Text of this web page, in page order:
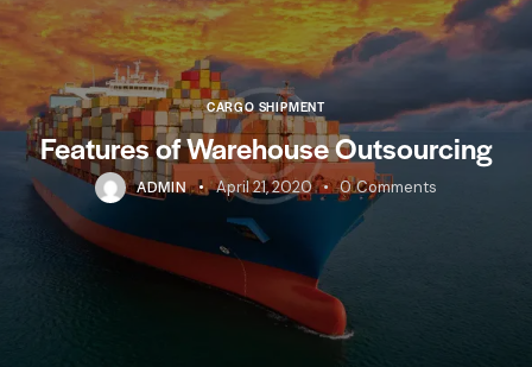
CARGO SHIPMENT
Features of Warehouse Outsourcing
ADMIN April 21, 2020 0 Comments